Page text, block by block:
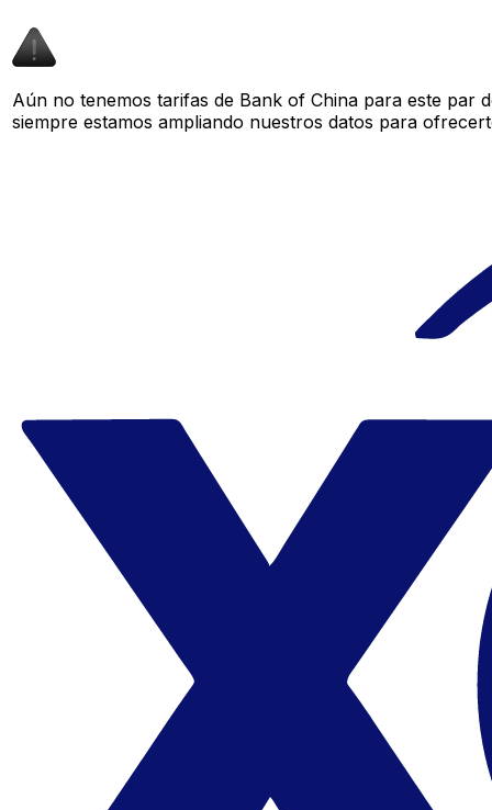
Aún no tenemos tarifas de Bank of China para este par
siempre estamos ampliando nuestros datos para